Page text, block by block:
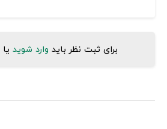
برای ثبت نظر باید وارد شوید یا